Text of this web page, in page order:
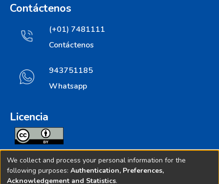
Contáctenos
(+01) 7481111
Contáctenos
943751185
Whatsapp
Licencia
Todos los contenidos de repositorio.ins.gob.pe estan
licenciados bajo
Creative Commoms License
We collect and process your personal information for the
following purposes: Authentication, Preferences,
Acknowledgement and Statistics.